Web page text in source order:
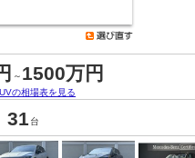
～ 1500万円
の相場表を見る
31 台